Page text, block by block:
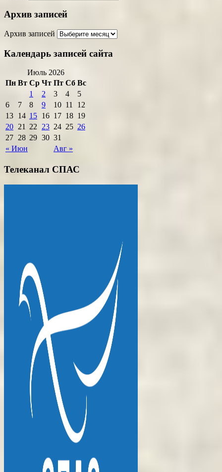
Архив записей
Архив записей
Календарь записей сайта
Июль 2026
Пн Вт Ср Чт Пт Сб Вс
« Июн Авг »
1 2 3 4
5
6
7 8 9 10 11
12
13 14 15 16 17 18 19
20 21 22 23 24 25 26
27 28 29 30 31
Телеканал СПАС